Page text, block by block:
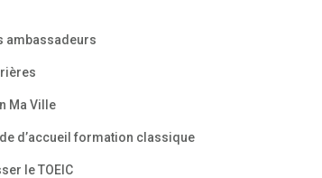
ambassadeurs
Ma Ville
d’accueil formation classique
le TOEIC